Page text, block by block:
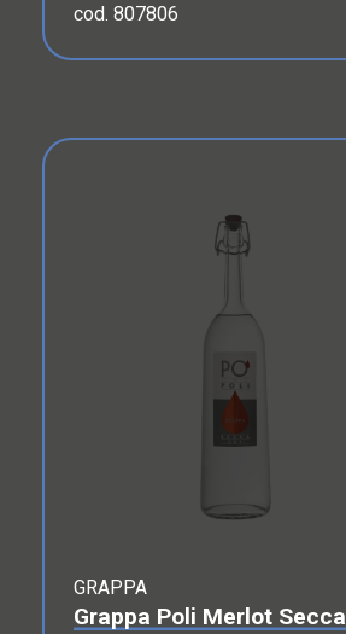
cod. 807806
GRAPPA
Grappa Poli Merlot Secca